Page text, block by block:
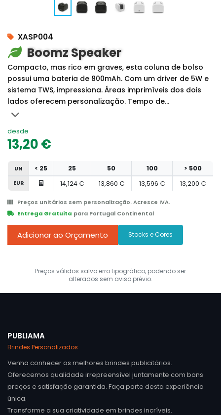
XASP004
Boomz Speaker
Compacto, mas rico em graves, esta coluna de bolso
possui uma bateria de 800mAh. Com um driver de 5W e
sistema TWS, impressiona. Áreas imprimíveis dos dois
lados oferecem personalização. Tempo de...
desde
13,20 €
UN < 25 25 50 100 > 500
EUR 14,124 € 13,860 € 13,596 € 13,200 €
Preços unitários sem personalização. Acresce IVA.
Entrega Gratuita para Portugal Continental
Adicionar ao Orçamento Stocks e Cores
Preços válidos salvo erro tipográfico, podendo ser
alterados sem aviso prévio.
PUBLIAMA
Brindes Personalizados
Venha conhecer os melhores brindes publicitários.
Oferecemos qualidade irrepreensível juntamente com bons
preços e satisfação garantida. Faça parte desta experiência
única.
Transforme a sua criatividade em brindes incríveis.